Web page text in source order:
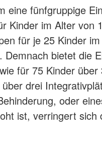
eine fünfgruppige
Kinder im Alter von
für je 25 Kinder
Demnach bietet die
für 75 Kinder
drei
oder
ist, verringert sich